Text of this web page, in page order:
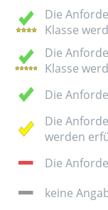
Die
Klasse
Die
Klasse
Die
Die
werden
Die
keine